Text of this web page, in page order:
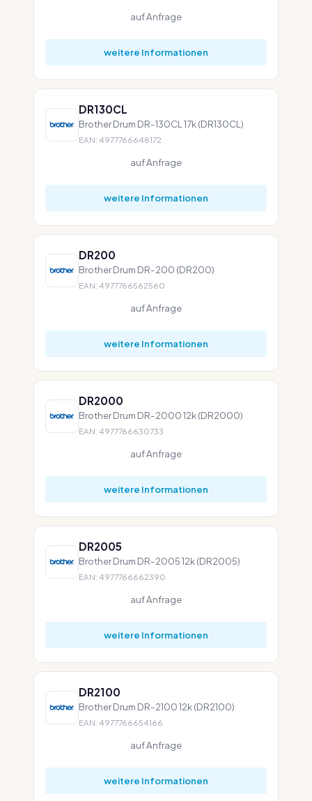
auf Anfrage
weitere Informationen
DR130CL
Brother Drum DR-130CL 17k (DR130CL)
EAN: 4977766648172
auf Anfrage
weitere Informationen
DR200
Brother Drum DR-200 (DR200)
EAN: 4977766562560
auf Anfrage
weitere Informationen
DR2000
Brother Drum DR-2000 12k (DR2000)
EAN: 4977766630733
auf Anfrage
weitere Informationen
DR2005
Brother Drum DR-2005 12k (DR2005)
EAN: 4977766662390
auf Anfrage
weitere Informationen
DR2100
Brother Drum DR-2100 12k (DR2100)
EAN: 4977766654166
auf Anfrage
weitere Informationen